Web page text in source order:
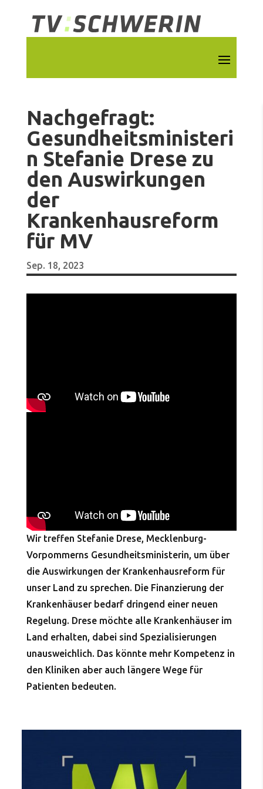
Nachgefragt:
Gesundheitsministeri
n Stefanie Drese zu
den Auswirkungen
der
Krankenhausreform
für MV
Sep. 18, 2023
Wir treffen Stefanie Drese, Mecklenburg-
Vorpommerns Gesundheitsministerin, um über
die Auswirkungen der Krankenhausreform für
unser Land zu sprechen. Die Finanzierung der
Krankenhäuser bedarf dringend einer neuen
Regelung. Drese möchte alle Krankenhäuser im
Land erhalten, dabei sind Spezialisierungen
unausweichlich. Das könnte mehr Kompetenz in
den Kliniken aber auch längere Wege für
Patienten bedeuten.